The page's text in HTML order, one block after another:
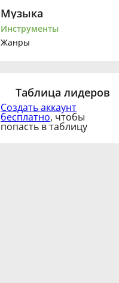
हिन्दी
Музыка
Инструменты
Жанры
Таблица лидеров
Создать аккаунт
бесплатно, чтобы
попасть в таблицу